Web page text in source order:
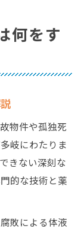
れを紹介
容を解説
の不安を解
作業内容
績と信頼
何をす
物件や孤独死
岐にわたりま
きない深刻な
的な技術と薬
敗による体液